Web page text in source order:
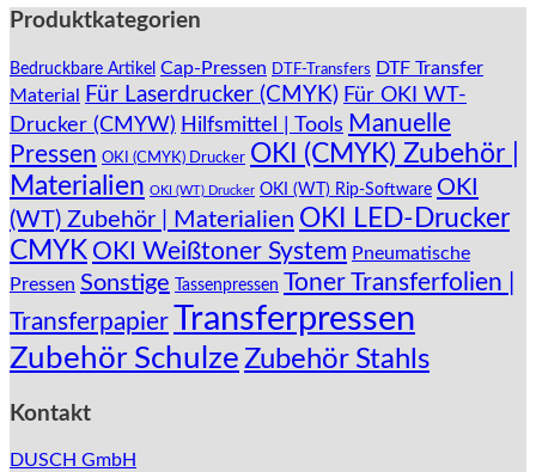
auf.
können
auf
der
Produktseite
gewählt
werden
Produktkategorien
Bedruckbare Artikel Cap-Pressen DTF-Transfers
DTF Transfer
Material
Für Laserdrucker (CMYK) Für OKI WT-
Drucker (CMYW) Hilfsmittel | Tools Manuelle
Pressen OKI (CMYK) Drucker OKI (CMYK) Zubehör |
Materialien OKI (WT) Drucker OKI (WT) Rip-Software OKI
(WT) Zubehör | Materialien OKI LED-Drucker
CMYK OKI Weißtoner System Pneumatische
Pressen Sonstige Tassenpressen Toner Transferfolien |
TransferpapierTransferpressen
Zubehör Schulze Zubehör Stahls
Kontakt
DUSCH GmbH